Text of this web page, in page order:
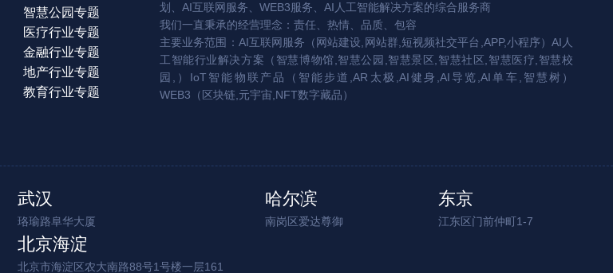
智慧公园专题
医疗行业专题
金融行业专题
地产行业专题
教育行业专题
划、AI互联网服务、WEB3服务、AI人工智能解决方案的综合服务商
我们一直秉承的经营理念：责任、热情、品质、包容
主要业务范围：AI互联网服务（网站建设,网站群,短视频社交平台,APP,小程序）AI人
工智能行业解决方案（智慧博物馆,智慧公园,智慧景区,智慧社区,智慧医疗,智慧校
园,）IoT智能物联产品（智能步道,AR太极,AI健身,AI导览,AI单车,智慧树）
WEB3（区块链,元宇宙,NFT数字藏品）
武汉
珞瑜路阜华大厦
哈尔滨
南岗区爱达尊御
东京
江东区门前仲町1-7
北京海淀
北京市海淀区农大南路88号1号楼一层161